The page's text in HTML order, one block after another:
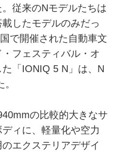
従来のNモデルたちは
したモデルのみだっ
で開催された自動車文
フェスティバル・オ
「IONIQ 5 N」は、N
の比較的大きなサ
ィに、軽量化や空力
エクステリアデザイ